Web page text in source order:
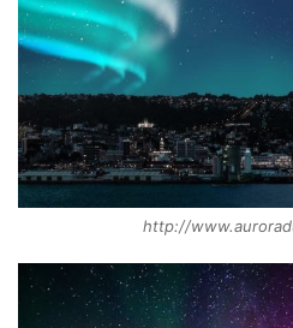
http://